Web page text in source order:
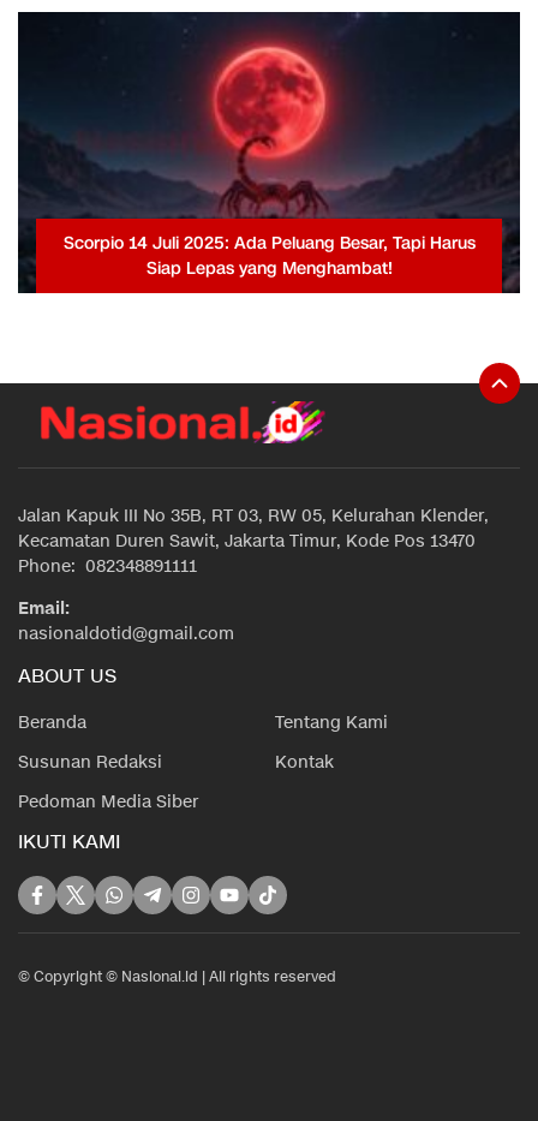
Scorpio 14 Juli 2025: Ada Peluang Besar, Tapi Harus
Siap Lepas yang Menghambat!
Jalan Kapuk III No 35B, RT 03, RW 05, Kelurahan Klender,
Kecamatan Duren Sawit, Jakarta Timur, Kode Pos 13470
Phone: 082348891111
Email:
nasionaldotid@gmail.com
ABOUT US
Beranda
Tentang Kami
Susunan Redaksi
Kontak
Pedoman Media Siber
IKUTI KAMI
© Copyright © Nasional.id | All rights reserved